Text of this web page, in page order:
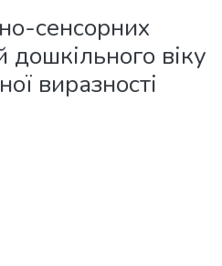
сенсорних
дошкільного віку
виразності